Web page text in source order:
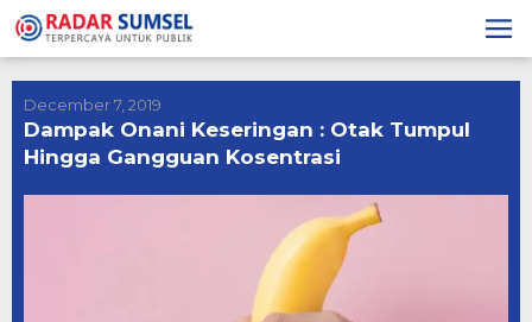
Skip
to
content
December 7, 2019
Dampak Onani Keseringan : Otak Tumpul
Hingga Gangguan Kosentrasi